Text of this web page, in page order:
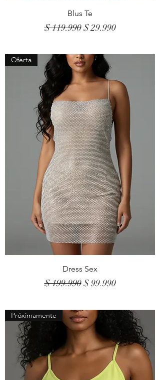
Blus Te
Precio
$ 119.990 Precio de oferta
$ 29.990
Oferta
Dress Sex
Precio
$ 199.990 Precio de oferta
$ 99.990
Próximamente